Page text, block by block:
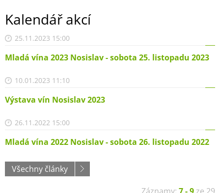
Kalendář akcí
25.11.2023 15:00
Mladá vína 2023 Nosislav - sobota 25. listopadu 2023
10.01.2023 11:10
Výstava vín Nosislav 2023
26.11.2022 15:00
Mladá vína 2022 Nosislav - sobota 26. listopadu 2022
Všechny články
Záznamy: 7 - 9ze 29